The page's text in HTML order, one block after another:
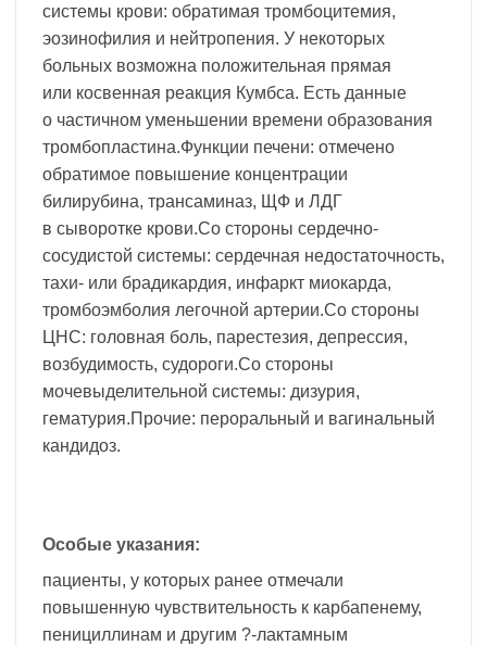
системы крови: обратимая тромбоцитемия,
эозинофилия и нейтропения. У некоторых
больных возможна положительная прямая
или косвенная реакция Кумбса. Есть данные
о частичном уменьшении времени образования
тромбопластина.Функции печени: отмечено
обратимое повышение концентрации
билирубина, трансаминаз, ЩФ и ЛДГ
в сыворотке крови.Со стороны сердечно-
сосудистой системы: сердечная недостаточность,
тахи- или брадикардия, инфаркт миокарда,
тромбоэмболия легочной артерии.Со стороны
ЦНС: головная боль, парестезия, депрессия,
возбудимость, судороги.Со стороны
мочевыделительной системы: дизурия,
гематурия.Прочие: пероральный и вагинальный
кандидоз.
Особые указания:
пациенты, у которых ранее отмечали
повышенную чувствительность к карбапенему,
пенициллинам и другим ?-лактамным